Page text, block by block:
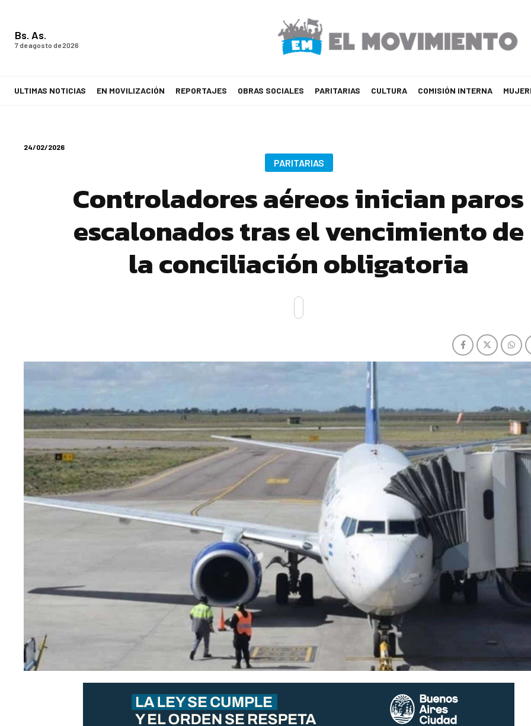
Bs. As.
7 de agosto de 2026
ULTIMAS NOTICIAS EN MOVILIZACIÓN REPORTAJES OBRAS SOCIALES PARITARIAS CULTURA COMISIÓN INTERNA
24/02/2026
PARITARIAS
Controladores aéreos inician paros
escalonados tras el vencimiento de
la conciliación obligatoria